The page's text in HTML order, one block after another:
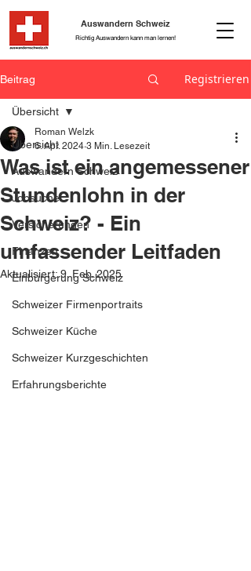
Richtig Auswandern kann man lernen!
Auswandern Schweiz
Beitrag Registrieren
Übersicht
Auswandern Schweiz
Jobsuche
Versicherungen
Finanzen
Einbürgerung Schweiz
Schweizer Firmenportraits
Schweizer Küche
Schweizer Kurzgeschichten
Erfahrungsberichte
Übersicht
Was ist ein angemessener
Stundenlohn in der
Schweiz? - Ein
umfassender Leitfaden
Roman Welzk
6. Apr. 2024 3 Min. Lesezeit
Aktualisiert:9. Feb. 2025